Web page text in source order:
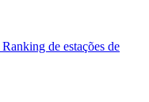
Ranking de estações de